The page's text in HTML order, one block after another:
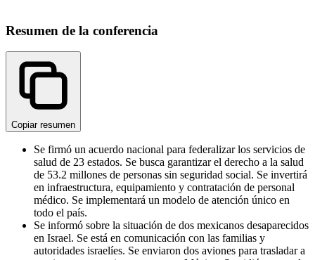
Resumen de la conferencia
Copiar resumen
Se firmó un acuerdo nacional para federalizar los servicios de
salud de 23 estados. Se busca garantizar el derecho a la salud
de 53.2 millones de personas sin seguridad social. Se invertirá
en infraestructura, equipamiento y contratación de personal
médico. Se implementará un modelo de atención único en
todo el país.
Se informó sobre la situación de dos mexicanos desaparecidos
en Israel. Se está en comunicación con las familias y
autoridades israelíes. Se enviaron dos aviones para trasladar a